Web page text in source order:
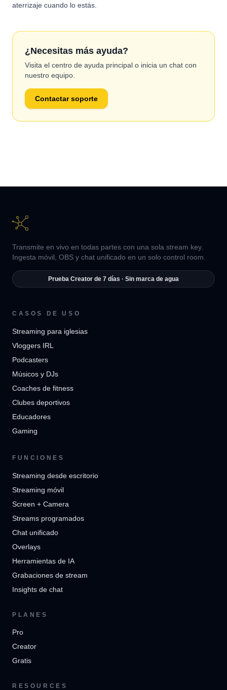
aterrizaje cuando lo estás.
¿Necesitas más ayuda?
Visita el centro de ayuda principal o inicia un chat con
nuestro equipo.
Contactar soporte
Transmite en vivo en todas partes con una sola stream key.
Ingesta móvil, OBS y chat unificado en un solo control room.
Prueba Creator de 7 días · Sin marca de agua
CASOS DE USO
Streaming para iglesias
Vloggers IRL
Podcasters
Músicos y DJs
Coaches de fitness
Clubes deportivos
Educadores
Gaming
FUNCIONES
Streaming desde escritorio
Streaming móvil
Screen + Camera
Streams programados
Chat unificado
Overlays
Herramientas de IA
Grabaciones de stream
Insights de chat
PLANES
Pro
Creator
Gratis
RESOURCES